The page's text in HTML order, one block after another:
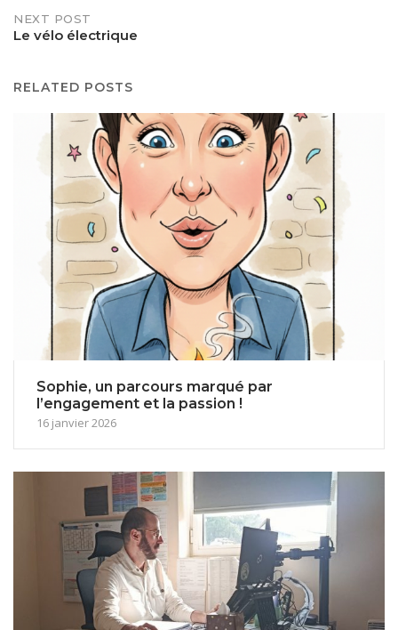
NEXT POST
Le vélo électrique
RELATED POSTS
Sophie, un parcours marqué par
l’engagement et la passion !
16 janvier 2026